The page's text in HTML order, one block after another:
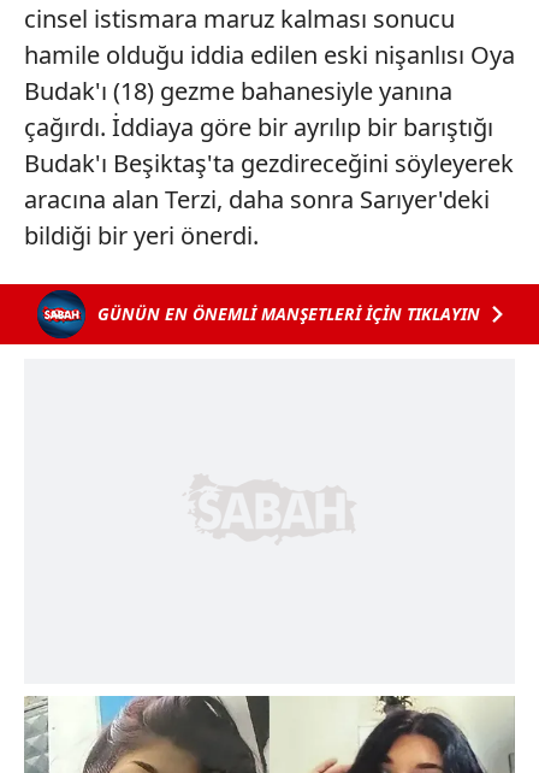
cinsel istismara maruz kalması sonucu
hamile olduğu iddia edilen eski nişanlısı Oya
Budak'ı (18) gezme bahanesiyle yanına
çağırdı. İddiaya göre bir ayrılıp bir barıştığı
Budak'ı Beşiktaş'ta gezdireceğini söyleyerek
aracına alan Terzi, daha sonra Sarıyer'deki
bildiği bir yeri önerdi.
GÜNÜN EN ÖNEMLİ MANŞETLERİ İÇİN TIKLAYIN